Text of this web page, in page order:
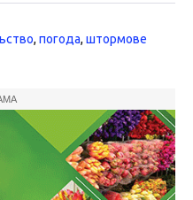
, погода, штормове